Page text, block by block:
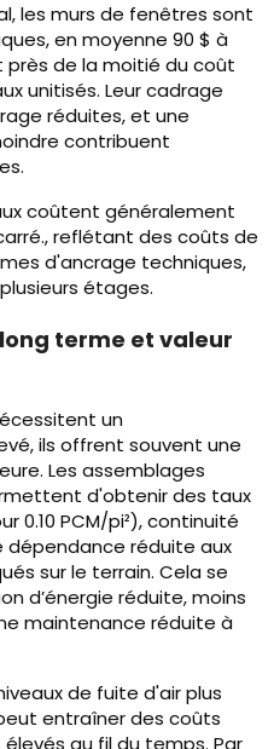
les murs de fenêtres sont
en moyenne 90 $ à
près de la moitié du coût
unitisés. Leur cadrage
réduites, et une
contribuent
coûtent généralement
reflétant des coûts de
d'ancrage techniques,
étages.
terme et valeur
un
ils offrent souvent une
Les assemblages
d'obtenir des taux
0.10 PCM/pi²), continuité
dépendance réduite aux
sur le terrain. Cela se
d’énergie réduite, moins
maintenance réduite à
de fuite d'air plus
entraîner des coûts
au fil du temps. Par